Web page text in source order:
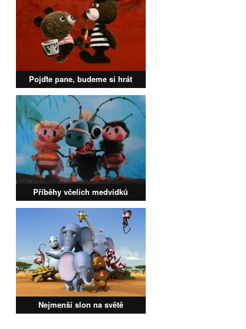
Pojďte pane, budeme si hrát
Příběhy včelích medvídků
Nejmenší slon na světě